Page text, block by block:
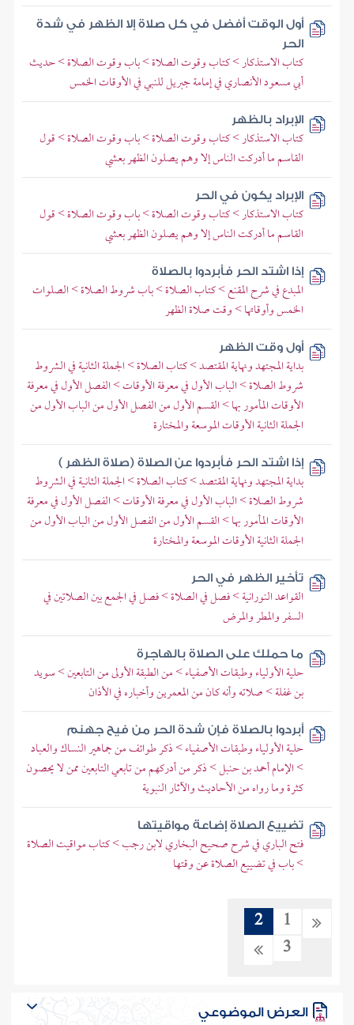
أول الوقت أفضل في كل صلاة إلا الظهر في شدة
الحر
كتاب الاستذكار > كتاب وقوت الصلاة > باب وقوت الصلاة > حديث
أبي مسعود الأنصاري في إمامة جبريل للنبي في الأوقات الخمس
الإبراد بالظهر
كتاب الاستذكار > كتاب وقوت الصلاة > باب وقوت الصلاة > قول
القاسم ما أدركت الناس إلا وهم يصلون الظهر بعشي
الإبراد يكون في الحر
كتاب الاستذكار > كتاب وقوت الصلاة > باب وقوت الصلاة > قول
القاسم ما أدركت الناس إلا وهم يصلون الظهر بعشي
إذا اشتد الحر فأبردوا بالصلاة
المبدع في شرح المقنع > كتاب الصلاة > باب شروط الصلاة > الصلوات
الخمس وأوقاتها > وقت صلاة الظهر
أول وقت الظهر
بداية المجتهد ونهاية المقتصد > كتاب الصلاة > الجملة الثانية في الشروط
شروط الصلاة > الباب الأول في معرفة الأوقات > الفصل الأول في معرفة
الأوقات المأمور بها > القسم الأول من الفصل الأول من الباب الأول من
الجملة الثانية الأوقات الموسعة والمختارة
إذا اشتد الحر فأبردوا عن الصلاة (صلاة الظهر )
بداية المجتهد ونهاية المقتصد > كتاب الصلاة > الجملة الثانية في الشروط
شروط الصلاة > الباب الأول في معرفة الأوقات > الفصل الأول في معرفة
الأوقات المأمور بها > القسم الأول من الفصل الأول من الباب الأول من
الجملة الثانية الأوقات الموسعة والمختارة
تأخير الظهر في الحر
القواعد النورانية > فصل في الصلاة > فصل في الجمع بين الصلاتين في
السفر والمطر والمرض
ما حملك على الصلاة بالهاجرة
حلية الأولياء وطبقات الأصفياء > من الطبقة الأولى من التابعين > سويد
بن غفلة > صلاته وأنه كان من المعمرين وأخباره في الأذان
أبردوا بالصلاة فإن شدة الحر من فيح جهنم
حلية الأولياء وطبقات الأصفياء > ذكر طوائف من جماهير النساك والعباد
> الإمام أحمد بن حنبل > ذكر من أدركهم من تابعي التابعين ممن لا يحصون
كثرة وما رواه من الأحاديث والآثار النبوية
تضييع الصلاة إضاعة مواقيتها
فتح الباري في شرح صحيح البخاري لابن رجب > كتاب مواقيت الصلاة
> باب في تضييع الصلاة عن وقتها
1
2
3
العرض الموضوعي